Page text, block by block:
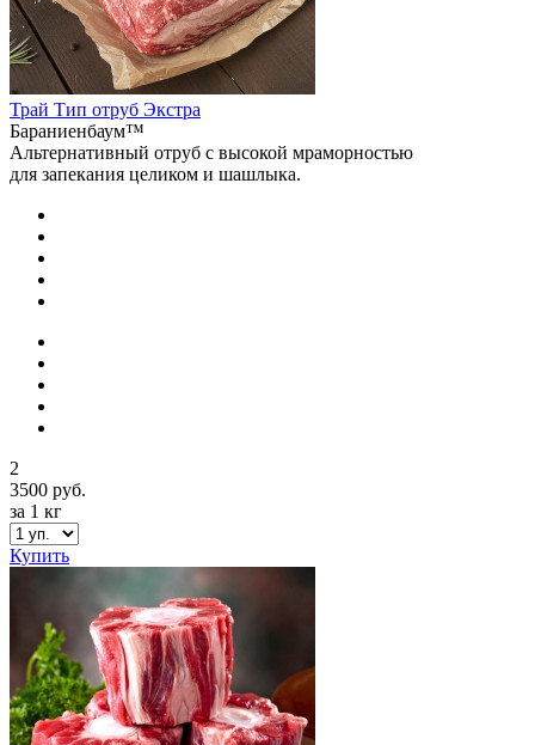
Трай Тип отруб Экстра
Бараниенбаум™
Альтернативный отруб с высокой мраморностью
для запекания целиком и шашлыка.
2
3500 руб.
за 1 кг
Купить